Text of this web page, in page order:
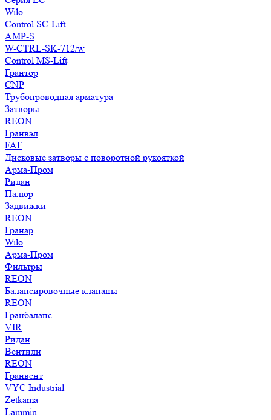
Wilo
Control SC-Lift
AMP-S
W-CTRL-SK-712/w
Control MS-Lift
Грантор
CNP
Трубопроводная арматура
Затворы
REON
Гранвэл
FAF
Дисковые затворы с поворотной рукояткой
Арма-Пром
Ридан
Палюр
Задвижки
REON
Гранар
Wilo
Арма-Пром
Фильтры
REON
Балансировочные клапаны
REON
Гранбаланс
VIR
Ридан
Вентили
REON
Гранвент
VYC Industrial
Zetkama
Lammin